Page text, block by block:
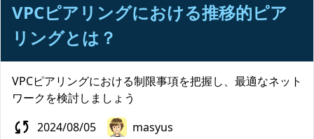
VPCピアリングにおける推移的ピア
リングとは？
VPCピアリングにおける制限事項を把握し、最適なネット
ワークを検討しましょう
2024/08/05
masyus